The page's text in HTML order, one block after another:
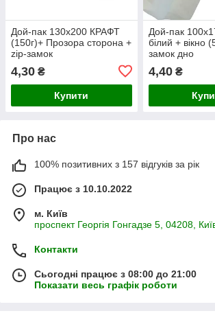
Дой-пак 130x200 КРАФТ
(150г)+ Прозора сторона +
zip-замок
4,30 ₴
Купити
Дой-пак
білий + вікно
замок дно
4,40₴
Про нас
100% позитивних з 157 відгуків за рік
Працює з 10.10.2022
м. Київ
проспект Георгія Гонгадзе 5, 04208,
Контакти
Сьогодні працює з 08:00 до 21:00
Показати весь графік роботи